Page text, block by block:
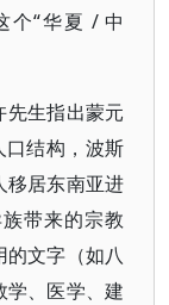
个“华夏 / 中
先生指出蒙元
口结构，波斯
移居东南亚进
带来的宗教
的文字（如八
、医学、建